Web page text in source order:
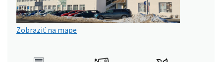
Zobraziť na mape